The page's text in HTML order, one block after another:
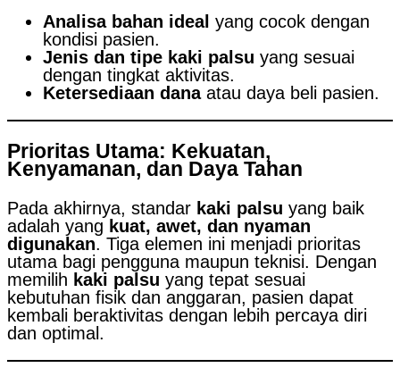
Analisa bahan ideal yang cocok dengan
kondisi pasien.
Jenis dan tipe kaki palsu yang sesuai
dengan tingkat aktivitas.
Ketersediaan danaatau daya beli pasien.
Prioritas Utama: Kekuatan,
Kenyamanan, dan Daya Tahan
Pada akhirnya, standar kaki palsu yang baik
adalah yang kuat, awet, dan nyaman
digunakan. Tiga elemen ini menjadi prioritas
utama bagi pengguna maupun teknisi. Dengan
memilih kaki palsu yang tepat sesuai
kebutuhan fisik dan anggaran, pasien dapat
kembali beraktivitas dengan lebih percaya diri
dan optimal.